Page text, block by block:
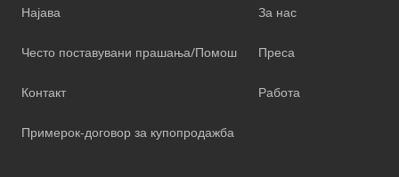
Најава
Често поставувани прашања/Помош
Контакт
Примерок-договор за купопродажба
За нас
Преса
Работа